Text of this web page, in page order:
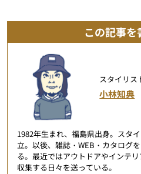
この記事を
スタイリス
小林知典
1982年生まれ、福島県出身。スタ
立。以後、雑誌・WEB・カタログ
る。最近ではアウトドアやインテ
収集する日々を送っている。